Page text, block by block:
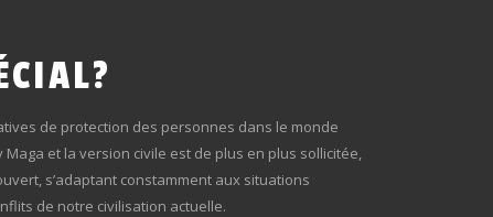
de protection des personnes dans le monde
et la version civile est de plus en plus sollicitée,
s’adaptant constamment aux situations
de notre civilisation actuelle.